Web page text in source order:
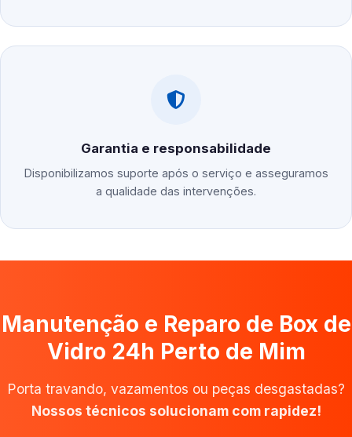
Garantia e responsabilidade
Disponibilizamos suporte após o serviço e asseguramos
a qualidade das intervenções.
Manutenção e Reparo de Box de
Vidro 24h Perto de Mim
Porta travando, vazamentos ou peças desgastadas?
Nossos técnicos solucionam com rapidez!